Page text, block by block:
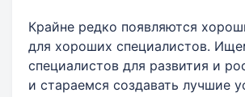
Крайне редко появляются
для хороших специалистов.
специалистов для развития и
и стараемся создавать лучшие